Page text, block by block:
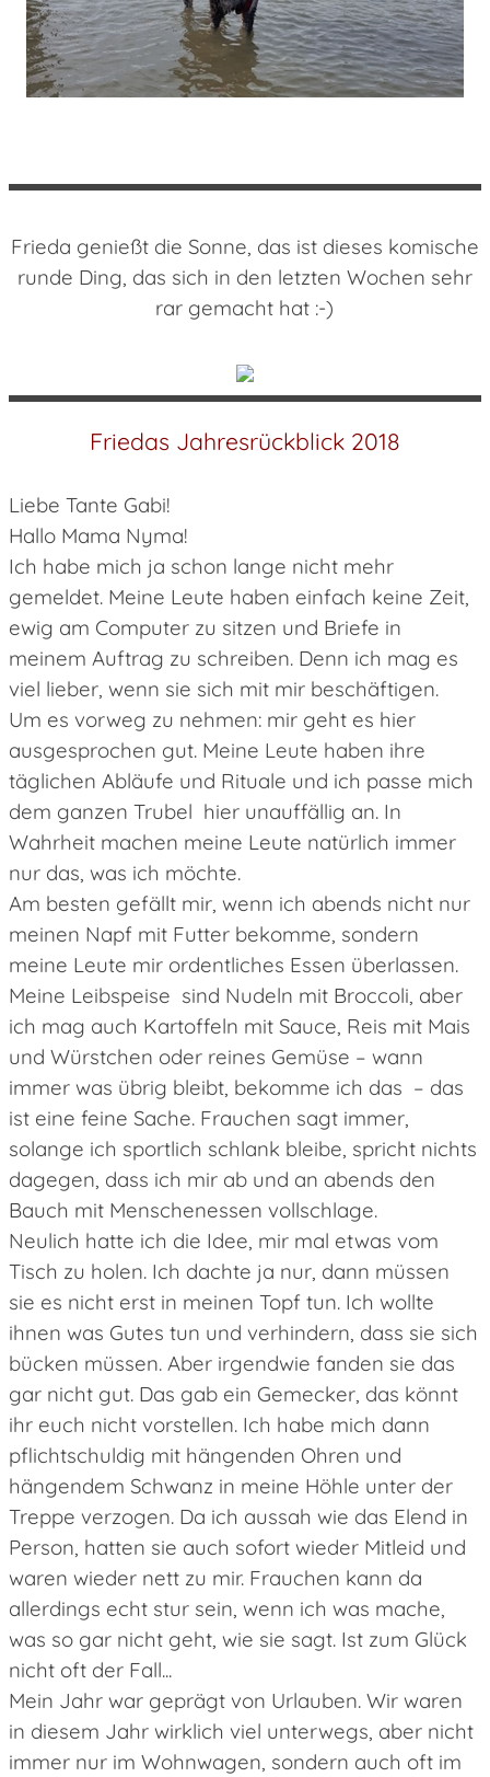
Frieda genießt die Sonne, das ist dieses komische
runde Ding, das sich in den letzten Wochen sehr
rar gemacht hat :-)
Friedas Jahresrückblick 2018
Liebe Tante Gabi!
Hallo Mama Nyma!
Ich habe mich ja schon lange nicht mehr
gemeldet. Meine Leute haben einfach keine Zeit,
ewig am Computer zu sitzen und Briefe in
meinem Auftrag zu schreiben. Denn ich mag es
viel lieber, wenn sie sich mit mir beschäftigen.
Um es vorweg zu nehmen: mir geht es hier
ausgesprochen gut. Meine Leute haben ihre
täglichen Abläufe und Rituale und ich passe mich
dem ganzen Trubel hier unauffällig an. In
Wahrheit machen meine Leute natürlich immer
nur das, was ich möchte.
Am besten gefällt mir, wenn ich abends nicht nur
meinen Napf mit Futter bekomme, sondern
meine Leute mir ordentliches Essen überlassen.
Meine Leibspeise sind Nudeln mit Broccoli, aber
ich mag auch Kartoffeln mit Sauce, Reis mit Mais
und Würstchen oder reines Gemüse – wann
immer was übrig bleibt, bekomme ich das – das
ist eine feine Sache. Frauchen sagt immer,
solange ich sportlich schlank bleibe, spricht nichts
dagegen, dass ich mir ab und an abends den
Bauch mit Menschenessen vollschlage.
Neulich hatte ich die Idee, mir mal etwas vom
Tisch zu holen. Ich dachte ja nur, dann müssen
sie es nicht erst in meinen Topf tun. Ich wollte
ihnen was Gutes tun und verhindern, dass sie sich
bücken müssen. Aber irgendwie fanden sie das
gar nicht gut. Das gab ein Gemecker, das könnt
ihr euch nicht vorstellen. Ich habe mich dann
pflichtschuldig mit hängenden Ohren und
hängendem Schwanz in meine Höhle unter der
Treppe verzogen. Da ich aussah wie das Elend in
Person, hatten sie auch sofort wieder Mitleid und
waren wieder nett zu mir. Frauchen kann da
allerdings echt stur sein, wenn ich was mache,
was so gar nicht geht, wie sie sagt. Ist zum Glück
nicht oft der Fall...
Mein Jahr war geprägt von Urlauben. Wir waren
in diesem Jahr wirklich viel unterwegs, aber nicht
immer nur im Wohnwagen, sondern auch oft im